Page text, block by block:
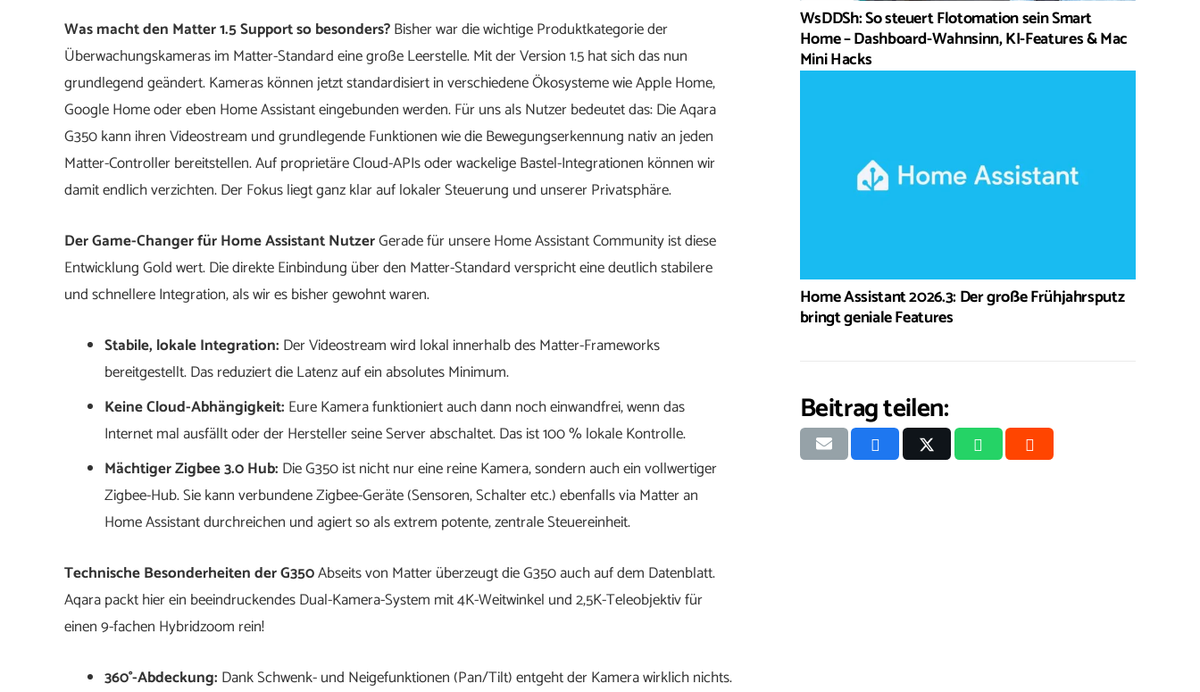
Was macht den Matter 1.5 Support so besonders?Bisher war die wichtige Produktkategorie der
Überwachungskameras im Matter-Standard eine große Leerstelle. Mit der Version 1.5 hat sich das nun
grundlegend geändert. Kameras können jetzt standardisiert in verschiedene Ökosysteme wie Apple Home,
Google Home oder eben Home Assistant eingebunden werden. Für uns als Nutzer bedeutet das: Die Aqara
G350 kann ihren Videostream und grundlegende Funktionen wie die Bewegungserkennung nativ an jeden
Matter-Controller bereitstellen. Auf proprietäre Cloud-APIs oder wackelige Bastel-Integrationen können wir
damit endlich verzichten. Der Fokus liegt ganz klar auf lokaler Steuerung und unserer Privatsphäre.
Der Game-Changer für Home Assistant NutzerGerade für unsere Home Assistant Community ist diese
Entwicklung Gold wert. Die direkte Einbindung über den Matter-Standard verspricht eine deutlich stabilere
und schnellere Integration, als wir es bisher gewohnt waren.
Stabile, lokale Integration: Der Videostream wird lokal innerhalb des Matter-Frameworks
bereitgestellt. Das reduziert die Latenz auf ein absolutes Minimum.
Keine Cloud-Abhängigkeit: Eure Kamera funktioniert auch dann noch einwandfrei, wenn das
Internet mal ausfällt oder der Hersteller seine Server abschaltet. Das ist 100 % lokale Kontrolle.
Mächtiger Zigbee 3.0 Hub: Die G350 ist nicht nur eine reine Kamera, sondern auch ein vollwertiger
Zigbee-Hub. Sie kann verbundene Zigbee-Geräte (Sensoren, Schalter etc.) ebenfalls via Matter an
Home Assistant durchreichen und agiert so als extrem potente, zentrale Steuereinheit.
Technische Besonderheiten der G350Abseits von Matter überzeugt die G350 auch auf dem Datenblatt.
Aqara packt hier ein beeindruckendes Dual-Kamera-System mit 4K-Weitwinkel und 2,5K-Teleobjektiv für
einen 9-fachen Hybridzoom rein!
360°-Abdeckung: Dank Schwenk- und Neigefunktionen (Pan/Tilt) entgeht der Kamera wirklich nichts.
WsDDSh: So steuert Flotomation sein Smart
Home – Dashboard-Wahnsinn, KI-Features & Mac
Mini Hacks
Home Assistant 2026.3: Der große Frühjahrsputz
bringt geniale Features
Beitrag teilen: